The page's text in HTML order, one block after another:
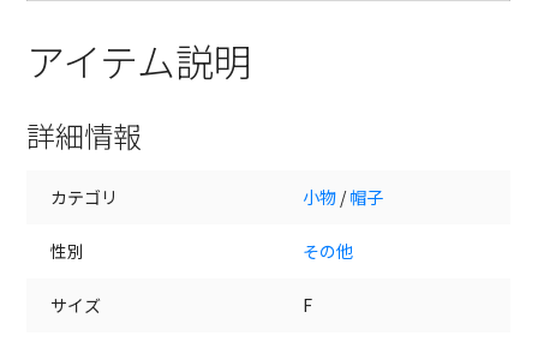
アイテム説明
詳細情報
カテゴリ 小物 /帽子
性別 その他
サイズ F